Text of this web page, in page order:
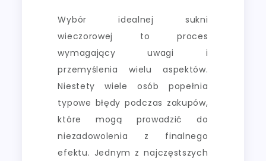
Wybór idealnej sukni
wieczorowej to proces
wymagający uwagi i
przemyślenia wielu aspektów.
Niestety wiele osób popełnia
typowe błędy podczas zakupów,
które mogą prowadzić do
niezadowolenia z finalnego
efektu. Jednym z najczęstszych